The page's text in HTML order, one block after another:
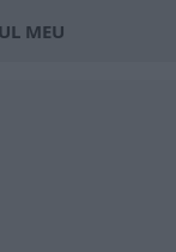
MEU